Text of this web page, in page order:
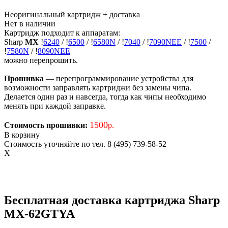
Неоригинальный картридж + доставка
Нет в наличии
Картридж подходит к аппаратам:
Sharp MX !6240 / !6500 / !6580N / !7040 / !7090NEE / !7500 /
!7580N / !8090NEE
можно перепрошить.
Прошивка — перепрограммирование устройства для
возможности заправлять картриджи без замены чипа.
Делается один раз и навсегда, тогда как чипы необходимо
менять при каждой заправке.
Стоимость прошивки: 1500р.
В корзину
Стоимость уточняйте по тел. 8 (495) 739-58-52
X
Бесплатная доставка картриджа Sharp
MX-62GTYA